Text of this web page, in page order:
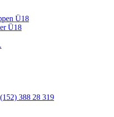
Ü18
Ü18
388 28 319